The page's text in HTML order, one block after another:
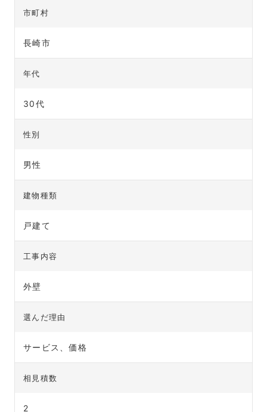
市町村
長崎市
年代
30代
性別
男性
建物種類
戸建て
工事内容
外壁
選んだ理由
サービス、価格
相見積数
2